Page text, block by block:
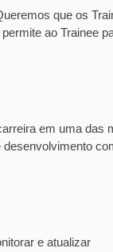
que os
ao Trainee
em uma das
e atualizar